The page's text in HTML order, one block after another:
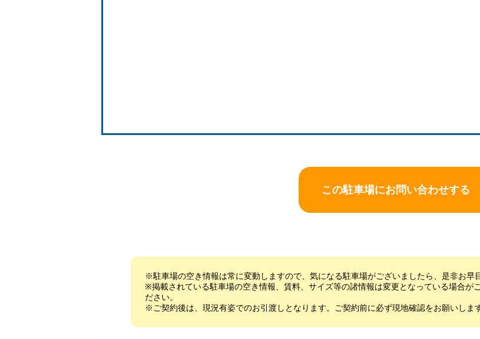
この駐車場にお問い合わせする
※駐車場の空き情報は常に変動しますので、気になる駐車場がございましたら、是非お早
※掲載されている駐車場の空き情報、賃料、サイズ等の諸情報は変更となっている場合が
ださい。
※ご契約後は、現況有姿でのお引渡しとなります。ご契約前に必ず現地確認をお願いします